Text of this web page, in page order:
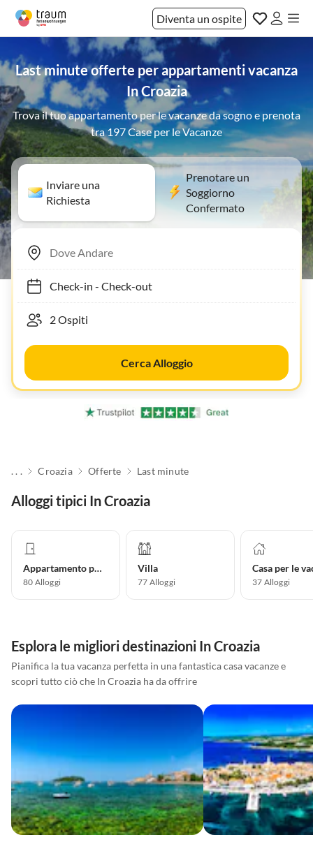
Diventa un ospite
Last minute offerte per appartamenti vacanza
In Croazia
Trova il tuo appartamento per le vacanze da sogno e prenota
tra 197 Case per le Vacanze
Inviare una
Richiesta
Prenotare un
Soggiorno
Confermato
Check-in- Check-out
Cerca Alloggio
. . . Croazia Offerte Last minute
Alloggi tipici In Croazia
Appartamento per vacanze
80 Alloggi
Villa
77 Alloggi 37 Alloggi
Esplora le migliori destinazioni In Croazia
Pianifica la tua vacanza perfetta in una fantastica casa vacanze e
scopri tutto ciò che In Croazia ha da offrire